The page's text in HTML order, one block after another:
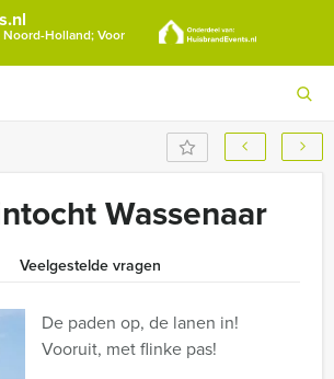
Holland; Voor
Wassenaar
Veelgestelde vragen
De paden op, de lanen in!
Vooruit, met flinke pas!